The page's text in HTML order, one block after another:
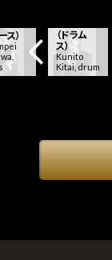
ス）
（ドラム
ス）
Kunito
Kitai, drum